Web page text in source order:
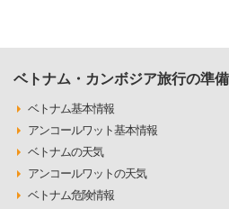
ベトナム・カンボジア旅行の準備
ベトナム基本情報
アンコールワット基本情報
ベトナムの天気
アンコールワットの天気
ベトナム危険情報